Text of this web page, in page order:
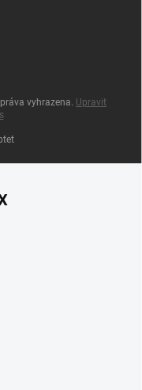
vyhrazena. Upravit